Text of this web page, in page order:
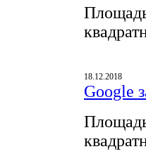
18.12.2018
Google